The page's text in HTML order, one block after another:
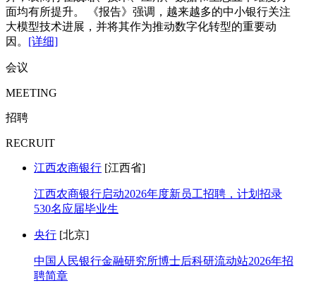
面均有所提升。 《报告》强调，越来越多的中小银行关注
大模型技术进展，并将其作为推动数字化转型的重要动
因。 [详细]
会议
MEETING
招聘
RECRUIT
江西农商银行 [江西省]
江西农商银行启动2026年度新员工招聘，计划招录
530名应届毕业生
央行 [北京]
中国人民银行金融研究所博士后科研流动站2026年招
聘简章